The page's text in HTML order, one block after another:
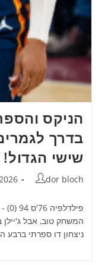
הניקס
בדרך
שישי
מחבר:
dor bloch
המשחק טוב, אבל ג'יילן
ניצחון דו ספרתי ברבע